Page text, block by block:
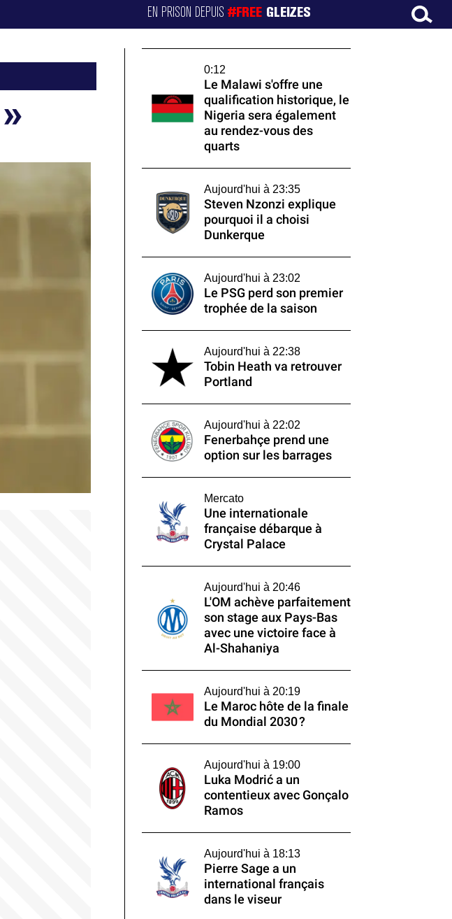
EN PRISON DEPUIS#FREE GLEIZES
»
0:12
Le Malawi s'offre une
qualification historique, le
Nigeria sera également
au rendez-vous des
quarts
Aujourd'hui à 23:35
Steven Nzonzi explique
pourquoi il a choisi
Dunkerque
Aujourd'hui à 23:02
Le PSG perd son premier
trophée de la saison
Aujourd'hui à 22:38
Tobin Heath va retrouver
Portland
Aujourd'hui à 22:02
Fenerbahçe prend une
option sur les barrages
Mercato
Une internationale
française débarque à
Crystal Palace
Aujourd'hui à 20:46
L'OM achève parfaitement
son stage aux Pays-Bas
avec une victoire face à
Al-Shahaniya
Aujourd'hui à 20:19
Le Maroc hôte de la finale
du Mondial 2030 ?
Aujourd'hui à 19:00
Luka Modrić a un
contentieux avec Gonçalo
Ramos
Aujourd'hui à 18:13
Pierre Sage a un
international français
dans le viseur